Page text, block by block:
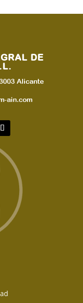
DE
Alicante
ain.com